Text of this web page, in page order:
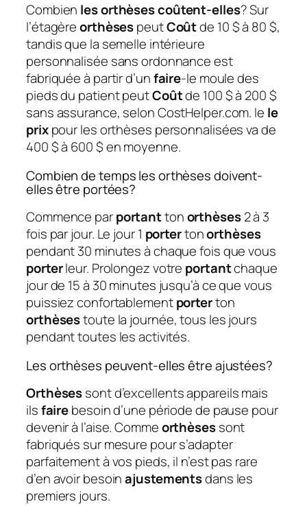
Combien les orthèses coûtent-elles? Sur
l’étagèreorthèsespeutCoûtde 10 $ à 80 $,
tandis que la semelle intérieure
personnalisée sans ordonnance est
fabriquée à partir d’unfaire-le moule des
pieds du patient peutCoûtde 100 $ à 200 $
sans assurance, selon CostHelper.com. le le
prixpour les orthèses personnalisées va de
400 $ à 600 $ en moyenne.
Combien de temps les orthèses doivent-
elles être portées?
Commence parportanttonorthèses2 à 3
fois par jour. Le jour 1 portertonorthèses
pendant 30 minutes à chaque fois que vous
porterleur. Prolongez votre portantchaque
jour de 15 à 30 minutes jusqu’à ce que vous
puissiez confortablementporterton
orthèsestoute la journée, tous les jours
pendant toutes les activités.
Les orthèses peuvent-elles être ajustées?
Orthèsessont d’excellents appareils mais
ilsfairebesoin d’une période de pause pour
devenir à l’aise. Commeorthèsessont
fabriqués sur mesure pour s’adapter
parfaitement à vos pieds, il n’est pas rare
d’en avoir besoinajustementsdans les
premiers jours.